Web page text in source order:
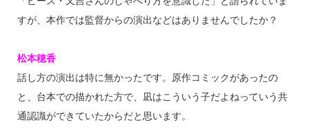
すが、本作では監督からの演出などはありませんでしたか？
松本穂香
話し方の演出は特に無かったです。原作コミックがあったの
と、台本での描かれた方で、凪はこういう子だよねっていう共
通認識ができていたからだと思います。